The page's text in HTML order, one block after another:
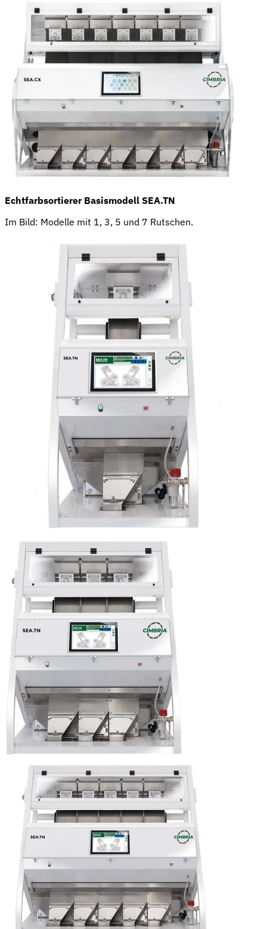
Echtfarbsortierer Basismodell SEA.TN
Im Bild: Modelle mit 1, 3, 5 und 7 Rutschen.